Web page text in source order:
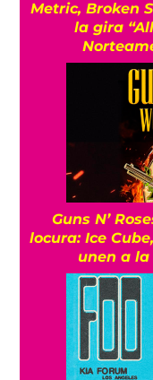
Metric, Broken
la gira
Guns N’
locura: Ice
unen a